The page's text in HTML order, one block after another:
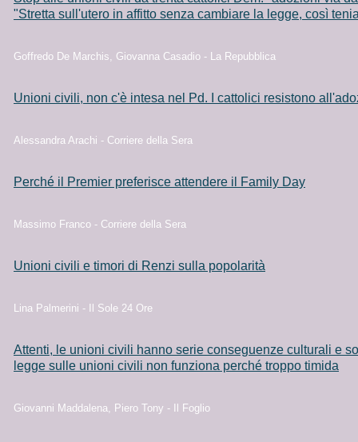
"Stretta sull'utero in affitto senza cambiare la legge, così
Goffredo De Marchis, Giovanna Casadio - La Repubblica
Unioni civili, non c'è intesa nel Pd. I cattolici resistono
Alessandra Arachi - Corriere della Sera
Perché il Premier preferisce attendere il Family Day
Massimo Franco - Corriere della Sera
Unioni civili e timori di Renzi sulla popolarità
Lina Palmerini - Il Sole 24 Ore
Attenti, le unioni civili hanno serie conseguenze culturali e
legge sulle unioni civili non funziona perché troppo timida
Giovanni Maddalena, Piero Tony - Il Foglio